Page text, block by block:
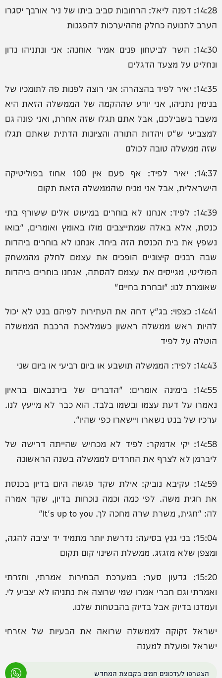
14:28: דפנה ליאל: הרחובות סביב ביתו של ניר אורבך יסגרו
הערב לתנועה כחלק מההיערכות להפגנות
14:30: השר לביטחון פנים אמיר אוחנה: אני ונתניהו נדון
ונחליט על מצעד הדגלים
14:35: יאיר לפיד בהצהרה: אני רוצה לפנות פה לתומכיו של
בנימין נתניהו, אני יודע שההקמה של הממשלה הזאת היא
משבר בשבילכם, אבל אתם תגלו שזה אחרת, ואני פונה גם
למצביעי ש"ס ויהדות התורה והציונות הדתית שאתם תגלו
שזה ממשלה טובה לכולם
14:37: יאיר לפיד: אף פעם אין 100 אחוז בפוליטיקה
הישראלית, אבל אני מניח שהממשלה הזאת תקום
14:39: לפיד: אנחנו לא בוחרים במיעוט אלים ששורף בתי
כנסת, אלא באלה שמתייצבים מולו באומץ ואומרים, "בואו
נשפץ את בית הכנסת הזה ביחד. אנחנו לא בוחרים ביהדות
שבה רבנים קיצוניים הופכים את עצמם לחלק מהמשחק
הפוליטי, מגייסים את עצמם להסתה, אנחנו בוחרים ביהדות
שאומרת לנו: "ובחרת בחיים"
14:41: כצפוי: בג"ץ דחה את העתירות לפיהם בנט לא יכול
להיות ראש ממשלה ראשון כשמלאכת הרכבת הממשלה
הוטלה על לפיד
14:43: לפיד: הממשלה תושבע או ביום רביעי או ביום שני
14:55: בימינה אומרים: "הדברים של בירנבאום בראיון
נאמרו על דעת עצמו ובשמו בלבד. הוא כבר לא מייעץ לנו.
ערכיו של בנט נשארו ויישארו כפי שהיו".
14:58: יקי אדמקר: ‏לפיד לא מכחיש שהייתה דרישה של
ליברמן לא לצרף את החרדים לממשלה בשנה הראשונה
14:59: עקיבא נוביק: ‏אילת שקד פגשה היום בדיון בכנסת
את חגית משה. לפי כמה וכמה נוכחות בדיון, שקד אמרה
לה: "חגית, משרת שרה מחכה לך. It's up to you"
15:04: בני גנץ בסיעה: נדרשת יותר מתמיד יד יציבה להגה,
ומצפן שלא מזגזג. ממשלת השינוי קום תקום
15:20: גדעון סער: במערכת הבחירות אמרתי, וחזרתי
ואמרתי וגם חברי אמרו שמי שרוצה את נתניהו לא יצביע לי.
ועמדנו בדיוק אבל בדיוק בהבטחות שלנו.
ישראל זקוקה לממשלה שרואה את הבעיות של אזרחי
ישראל ופועלת למענה
הצטרפו לעדכונים חמים בקבוצת המחדש